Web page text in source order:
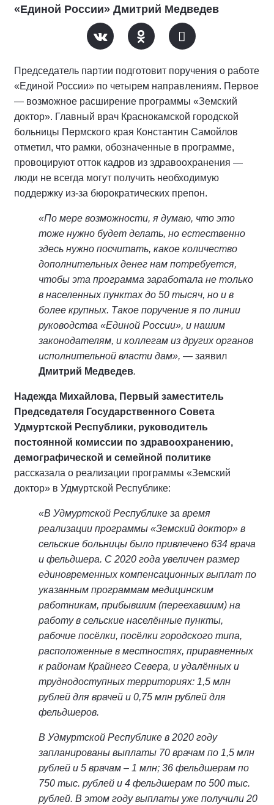
«Единой России» Дмитрий Медведев
Председатель партии подготовит поручения о работе
«Единой России» по четырем направлениям. Первое
— возможное расширение программы «Земский
доктор». Главный врач Краснокамской городской
больницы Пермского края Константин Самойлов
отметил, что рамки, обозначенные в программе,
провоцируют отток кадров из здравоохранения —
люди не всегда могут получить необходимую
поддержку из-за бюрократических препон.
«По мере возможности, я думаю, что это
тоже нужно будет делать, но естественно
здесь нужно посчитать, какое количество
дополнительных денег нам потребуется,
чтобы эта программа заработала не только
в населенных пунктах до 50 тысяч, но и в
более крупных. Такое поручение я по линии
руководства «Единой России», и нашим
законодателям, и коллегам из других органов
исполнительной власти дам», — заявил
Дмитрий Медведев.
Надежда Михайлова, Первый заместитель
Председателя Государственного Совета
Удмуртской Республики, руководитель
постоянной комиссии по здравоохранению,
демографической и семейной политике
рассказала о реализации программы «Земский
доктор» в Удмуртской Республике:
«В Удмуртской Республике за время
реализации программы «Земский доктор» в
сельские больницы было привлечено 634 врача
и фельдшера. С 2020 года увеличен размер
единовременных компенсационных выплат по
указанным программам медицинским
работникам, прибывшим (переехавшим) на
работу в сельские населённые пункты,
рабочие посёлки, посёлки городского типа,
расположенные в местностях, приравненных
к районам Крайнего Севера, и удалённых и
труднодоступных территориях: 1,5 млн
рублей для врачей и 0,75 млн рублей для
фельдшеров.
В Удмуртской Республике в 2020 году
запланированы выплаты 70 врачам по 1,5 млн
рублей и 5 врачам – 1 млн; 36 фельдшерам по
750 тыс. рублей и 4 фельдшерам по 500 тыс.
рублей. В этом году выплаты уже получили 20